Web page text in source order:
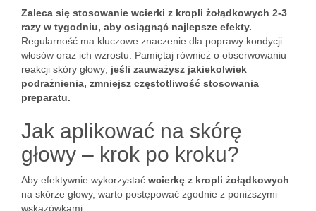
Zaleca się stosowanie wcierki z kropli żołądkowych 2-3
razy w tygodniu, aby osiągnąć najlepsze efekty.
Regularność ma kluczowe znaczenie dla poprawy kondycji
włosów oraz ich wzrostu. Pamiętaj również o obserwowaniu
reakcji skóry głowy; jeśli zauważysz jakiekolwiek
podrażnienia, zmniejsz częstotliwość stosowania
preparatu.
Jak aplikować na skórę
głowy – krok po kroku?
Aby efektywnie wykorzystać wcierkę z kropli żołądkowych
na skórze głowy, warto postępować zgodnie z poniższymi
wskazówkami: